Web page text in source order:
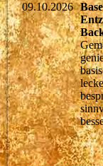
09.10.2026